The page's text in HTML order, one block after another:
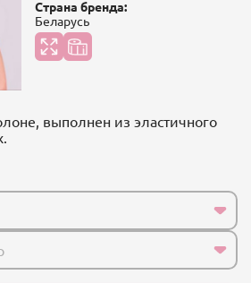
Страна бренда:
Беларусь
выполнен из эластичного